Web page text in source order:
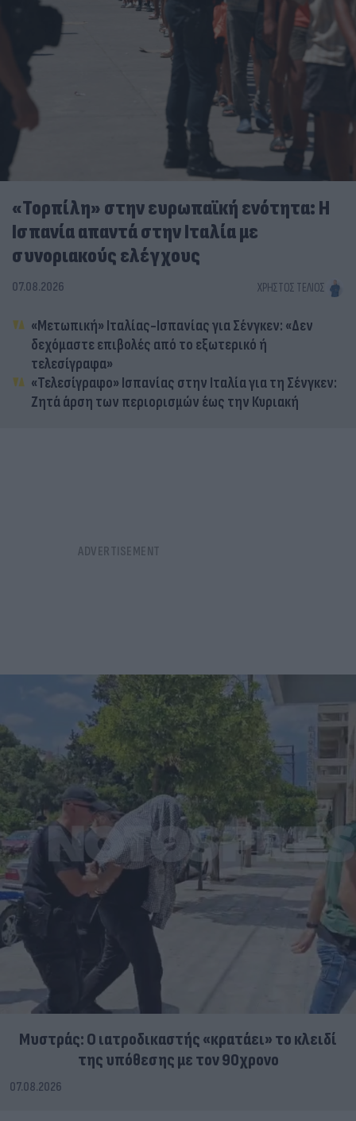
«Τορπίλη» στην ευρωπαϊκή ενότητα: Η
Ισπανία απαντά στην Ιταλία με
συνοριακούς ελέγχους
07.08.2026 ΧΡΉΣΤΟΣ ΤΈΛΙΟΣ
«Μετωπική» Ιταλίας-Ισπανίας για Σένγκεν: «Δεν
δεχόμαστε επιβολές από το εξωτερικό ή
τελεσίγραφα»
«Τελεσίγραφο» Ισπανίας στην Ιταλία για τη Σένγκεν:
Ζητά άρση των περιορισμών έως την Κυριακή
Μυστράς: Ο ιατροδικαστής «κρατάει» το κλειδί
της υπόθεσης με τον 90χρονο
07.08.2026